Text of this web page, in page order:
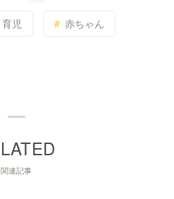
育児 赤ちゃん
関連記事